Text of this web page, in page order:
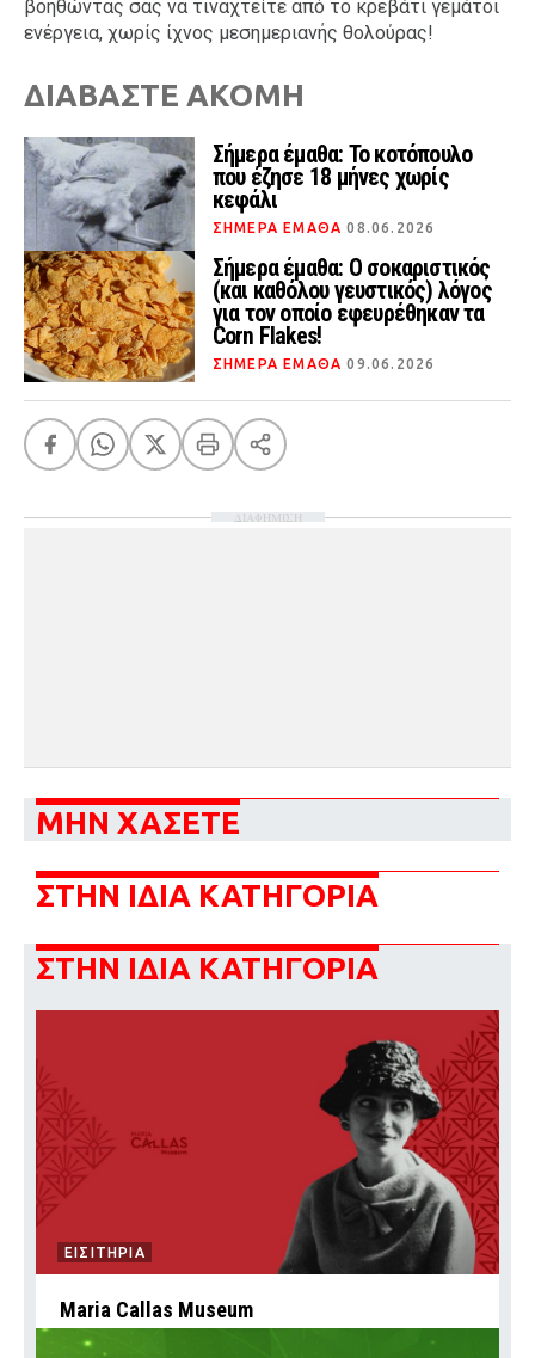
βοηθώντας σας να τιναχτείτε από το κρεβάτι γεμάτοι
ενέργεια, χωρίς ίχνος μεσημεριανής θολούρας!
ΔΙΑΒΑΣΤΕ ΑΚΟΜΗ
Σήμερα έμαθα: Το κοτόπουλο
που έζησε 18 μήνες χωρίς
κεφάλι
ΣΗΜΕΡΑ ΕΜΑΘΑ 08.06.2026
Σήμερα έμαθα: Ο σοκαριστικός
(και καθόλου γευστικός) λόγος
για τον οποίο εφευρέθηκαν τα
Corn Flakes!
ΣΗΜΕΡΑ ΕΜΑΘΑ 09.06.2026
ΔΙΑΦΗΜΙΣΗ
ΜΗΝ ΧΑΣΕΤΕ
ΣΤΗΝ ΙΔΙΑ ΚΑΤΗΓΟΡΙΑ
ΣΤΗΝ ΙΔΙΑ ΚΑΤΗΓΟΡΙΑ
ΕΙΣΙΤΗΡΙΑ
Maria Callas Museum